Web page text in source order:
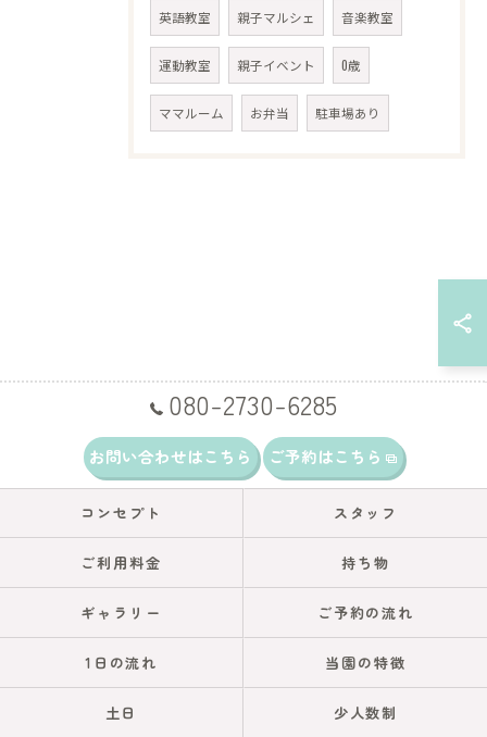
英語教室 親子マルシェ 音楽教室
運動教室 親子イベント 0歳
ママルーム お弁当 駐車場あり
080-2730-6285
お問い合わせはこちら ご予約はこちら
コンセプト スタッフ
ご利用料金 持ち物
ギャラリー ご予約の流れ
1日の流れ 当園の特徴
土日 少人数制